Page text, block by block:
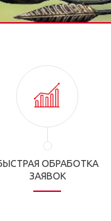
ОБРАБОТКА
ЗАЯВОК